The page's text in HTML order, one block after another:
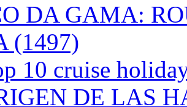
DA GAMA:
(1497)
10 cruise
DE LAS